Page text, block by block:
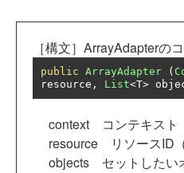
［構文］ArrayAdapterの
public ArrayAdapter (
resource , List<T>
context コンテキスト
resource リソースID（
objects セットしたい